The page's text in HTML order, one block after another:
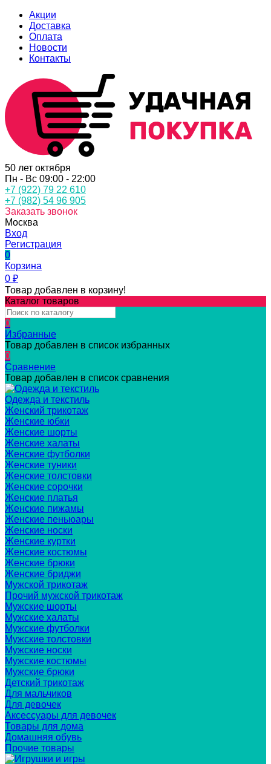
Акции
Доставка
Оплата
Новости
Контакты
50 лет октября
Пн - Вс 09:00 - 22:00
+7 (922) 79 22 610
+7 (982) 54 96 905
Заказать звонок
Москва
Вход
Регистрация
0
Корзина
0 ₽
Товар добавлен в корзину!
Каталог товаров
0
Избранные
Товар добавлен в список избранных
0
Сравнение
Товар добавлен в список сравнения
Одежда и текстиль
Женский трикотаж
Женские юбки
Женские шорты
Женские халаты
Женские футболки
Женские туники
Женские толстовки
Женские сорочки
Женские платья
Женские пижамы
Женские пеньюары
Женские носки
Женские куртки
Женские костюмы
Женские брюки
Женские бриджи
Мужской трикотаж
Прочий мужской трикотаж
Мужские шорты
Мужские халаты
Мужские футболки
Мужские толстовки
Мужские носки
Мужские костюмы
Мужские брюки
Детский трикотаж
Для мальчиков
Для девочек
Аксессуары для девочек
Товары для дома
Домашняя обувь
Прочие товары